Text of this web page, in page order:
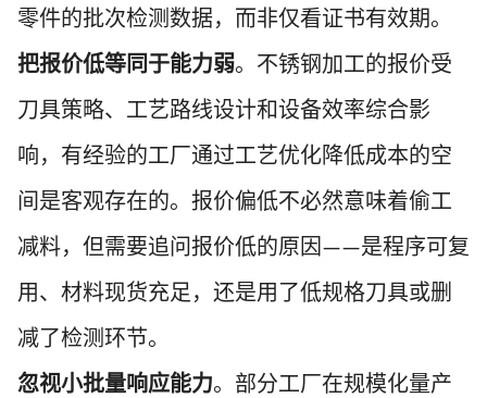
零件的批次检测数据，而非仅看证书有效期。
把报价低等同于能力弱。不锈钢加工的报价受
刀具策略、工艺路线设计和设备效率综合影
响，有经验的工厂通过工艺优化降低成本的空
间是客观存在的。报价偏低不必然意味着偷工
减料，但需要追问报价低的原因 ——是程序可复
用、材料现货充足，还是用了低规格刀具或删
减了检测环节。
忽视小批量响应能力。部分工厂在规模化量产